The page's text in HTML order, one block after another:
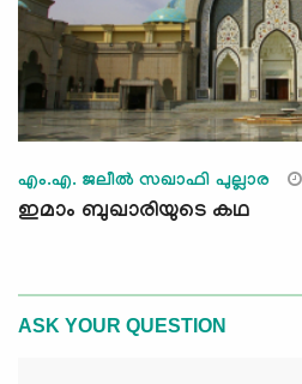
എം.എ. ജലീല്‍ സഖാഫി പുല്ലാര
ഇമാം ബുഖാരിയുടെ കഥ
ASK YOUR QUESTION